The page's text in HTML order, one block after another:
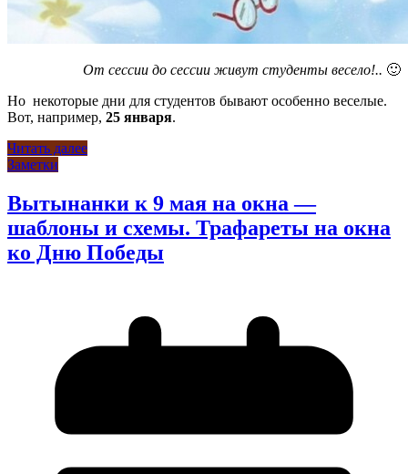
От сессии до сессии живут студенты весело!.. 🙂
Но некоторые дни для студентов бывают особенно веселые.
Вот, например, 25 января.
Читать далее
Заметки
Вытынанки к 9 мая на окна —
шаблоны и схемы. Трафареты на окна
ко Дню Победы